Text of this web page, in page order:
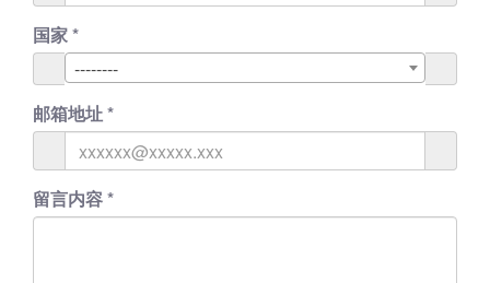
国家*
--------
邮箱地址*
留言内容*